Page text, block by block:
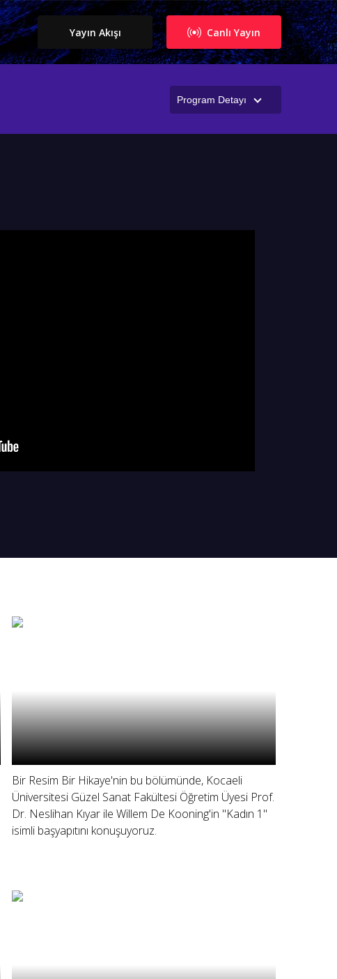
Canlı Yayın
Yayın Akışı
Program Detayı
Bir Resim Bir Hikaye'nin bu bölümünde, Kocaeli
Üniversitesi Güzel Sanat Fakültesi Öğretim Üyesi Prof.
Dr. Neslihan Kıyar ile Willem De Kooning'in "Kadın 1"
isimli başyapıtını konuşuyoruz.